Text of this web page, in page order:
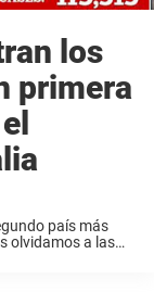
los
primera
país más
olvidamos a las